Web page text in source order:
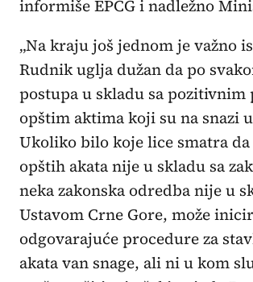
informiše EPCG i nadležno
„Na kraju još jednom je važno
Rudnik uglja dužan da po
postupa u skladu sa
opštim aktima koji su na snazi
Ukoliko bilo koje lice smatra
opštih akata nije u skladu sa
neka zakonska odredba nije u
Ustavom Crne Gore, može
odgovarajuće procedure za
akata van snage, ali ni u kom